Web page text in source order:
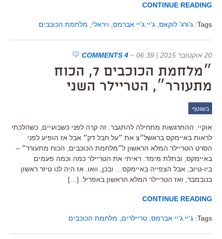
CONTINUE READING
Tags: ג'ורג' לוקאס ג'יי.ג'יי אברמס ויראלי מלחמת הכוכבים
20 אוקטובר 2015 | 06:39 ~
4 COMMENTS
״מלחמת הכוכבים 7, הכוח
מתעורר״, הטריילר השני
בשוטף
אוקיי. ההתרגשות מתחילה להתגבר. זה קרה לפני כשבועיים, כשהלכתי
לראות באיימקס בראשל״צ את ״על חבל דק״ אבל אז הופיע לפני
הסרט הטריילר המלא הראשון ל״מלחמת הכוכבים, הכוח מתעורר״ –
באיימקס, ובתלת מימד. ראיתי את הטריילר כמה וכמה פעמים
ביו-טיוב, אבל הצפייה באיימקס… ובכן, וואו. אז היה לנו טיזר ראשון
בנובמבר, ואז הטריילר המלא הראשון באפריל. […]
CONTINUE READING
Tags: ג'יי.ג'יי אברמס טריילרים מלחמת הכוכבים